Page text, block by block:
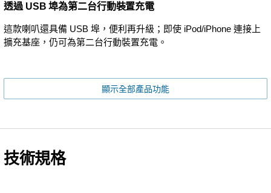
透過 USB 埠為第二台行動裝置充電
這款喇叭還具備 USB 埠，便利再升級；即使 iPod/iPhone 連接上
擴充基座，仍可為第二台行動裝置充電。
顯示全部產品功能
技術規格